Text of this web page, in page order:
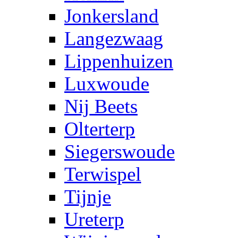
Jonkersland
Langezwaag
Lippenhuizen
Luxwoude
Nij Beets
Olterterp
Siegerswoude
Terwispel
Tijnje
Ureterp